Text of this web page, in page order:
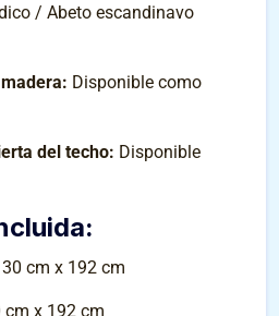
/ Abeto escandinavo
Disponible como
del techo: Disponible
cm x 192 cm
cm x 192 cm